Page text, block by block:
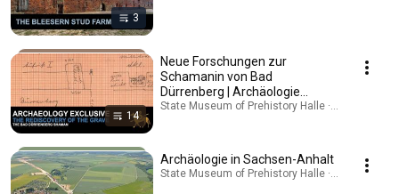
3
14
Neue Forschungen zur
Schamanin von Bad
Dürrenberg | Archäologie
exklusiv
State Museum of Prehistory Halle · Playlist
Archäologie in Sachsen-Anhalt
State Museum of Prehistory Halle · Playlist